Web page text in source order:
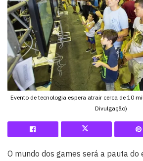
Evento de tecnologia espera atrair cerca de 10
Divulgação)
O mundo dos games será a pauta do